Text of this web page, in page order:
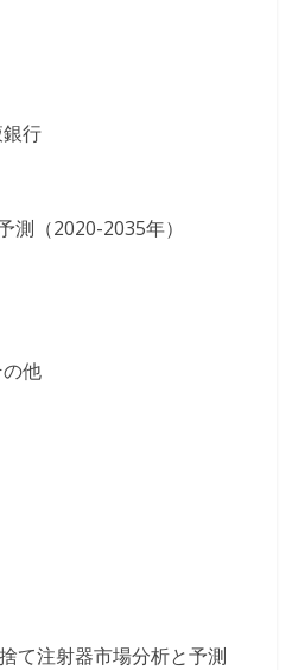
行
測（2020-2035年）
他
て注射器市場分析と予測